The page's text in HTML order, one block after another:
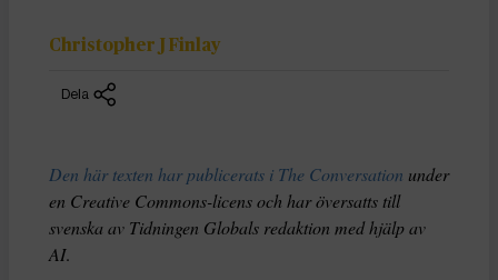
Christopher J Finlay
Dela
Den här texten har publicerats i The Conversation under
en Creative Commons-licens och har översatts till
svenska av Tidningen Globals redaktion med hjälp av
AI.